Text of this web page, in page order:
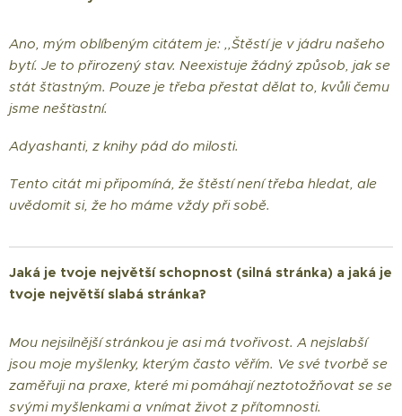
Ano, mým oblíbeným citátem je: ,,Štěstí je v jádru našeho
bytí. Je to přirozený stav. Neexistuje žádný způsob, jak se
stát šťastným. Pouze je třeba přestat dělat to, kvůli čemu
jsme nešťastní.
Adyashanti, z knihy pád do milosti.
Tento citát mi připomíná, že štěstí není třeba hledat, ale
uvědomit si, že ho máme vždy při sobě.
Jaká je tvoje největší schopnost (silná stránka) a jaká je
tvoje největší slabá stránka?
Mou nejsilnější stránkou je asi má tvořivost. A nejslabší
jsou moje myšlenky, kterým často věřím. Ve své tvorbě se
zaměřuji na praxe, které mi pomáhají neztotožňovat se se
svými myšlenkami a vnímat život z přítomnosti.